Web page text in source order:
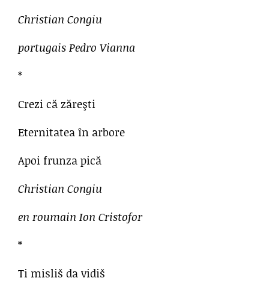
Christian Congiu
portugais Pedro Vianna
*
Crezi că zăreşti
Eternitatea în arbore
Apoi frunza pică
Christian Congiu
en roumain Ion Cristofor
*
Ti misliš da vidiš